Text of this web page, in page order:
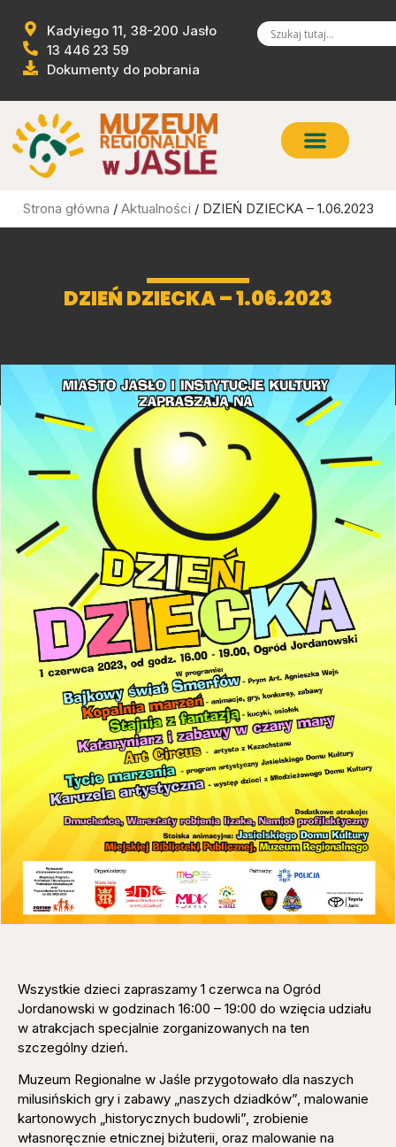
Kadyiego 11, 38-200 Jasło
13 446 23 59
Dokumenty do pobrania
Strona główna / Aktualności / DZIEŃ DZIECKA – 1.06.2023
DZIEŃ DZIECKA – 1.06.2023
Wszystkie dzieci zapraszamy 1 czerwca na Ogród
Jordanowski w godzinach 16:00 – 19:00 do wzięcia udziału
w atrakcjach specjalnie zorganizowanych na ten
szczególny dzień.
Muzeum Regionalne w Jaśle przygotowało dla naszych
milusińskich gry i zabawy „naszych dziadków”, malowanie
kartonowych „historycznych budowli”, zrobienie
własnoręcznie etnicznej biżuterii, oraz malowanie na